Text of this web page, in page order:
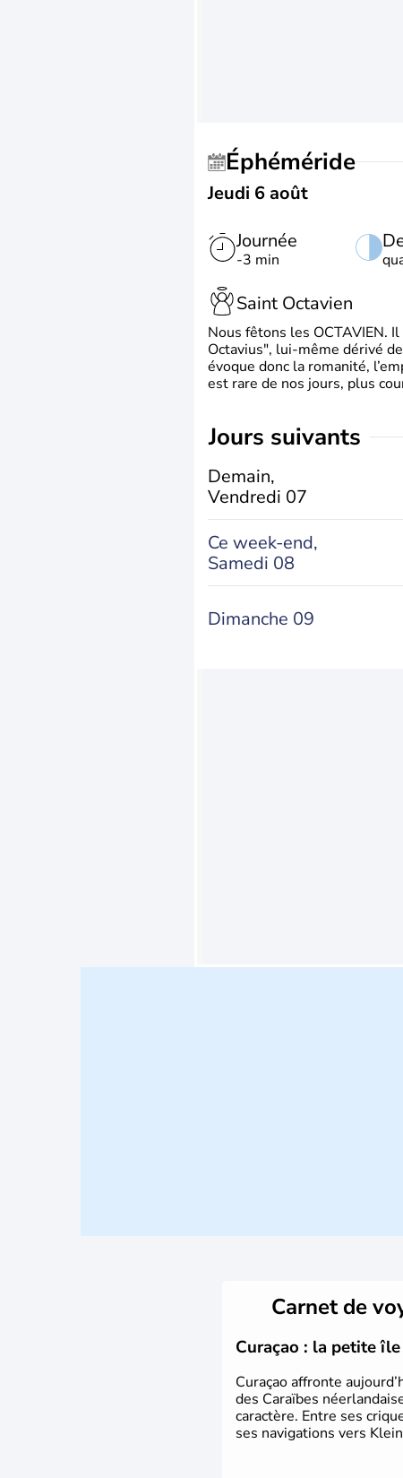
Éphéméride
Jeudi 6 août
Journée
-3 min
Saint Octavien
Nous fêtons les OCTAVIEN.
Octavius", lui-même dérivé
évoque donc la romanité,
est rare de nos jours, plus
jours suivants
Demain,
Vendredi 07
Ce week-end,
Samedi 08
Dimanche 09
Carnet de
Curaçao : la petite
Curaçao affronte
des Caraïbes
caractère. Entre ses
ses navigations vers